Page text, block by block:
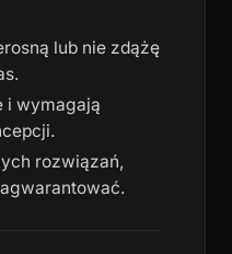
lub nie zdążę
i wymagają
rozwiązań,